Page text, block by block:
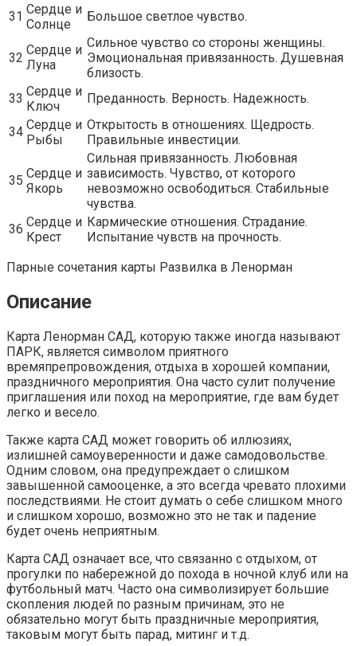
31 Сердце и
Солнце
Большое светлое чувство.
32
Сердце и
Луна
Сильное чувство со стороны женщины.
Эмоциональная привязанность. Душевная
близость.
33 Сердце и
Ключ
Преданность. Верность. Надежность.
34 Сердце и
Рыбы
Открытость в отношениях. Щедрость.
Правильные инвестиции.
35 Сердце и
Якорь
Сильная привязанность. Любовная
зависимость. Чувство, от которого
невозможно освободиться. Стабильные
чувства.
36 Сердце и
Крест
Кармические отношения. Страдание.
Испытание чувств на прочность.
Парные сочетания карты Развилка в Ленорман
Описание
Карта Ленорман САД, которую также иногда называют
ПАРК, является символом приятного
времяпрепровождения, отдыха в хорошей компании,
праздничного мероприятия. Она часто сулит получение
приглашения или поход на мероприятие, где вам будет
легко и весело.
Также карта САД может говорить об иллюзиях,
излишней самоуверенности и даже самодовольстве.
Одним словом, она предупреждает о слишком
завышенной самооценке, а это всегда чревато плохими
последствиями. Не стоит думать о себе слишком много
и слишком хорошо, возможно это не так и падение
будет очень неприятным.
Карта САД означает все, что связанно с отдыхом, от
прогулки по набережной до похода в ночной клуб или на
футбольный матч. Часто она символизирует большие
скопления людей по разным причинам, это не
обязательно могут быть праздничные мероприятия,
таковым могут быть парад, митинг и т.д.